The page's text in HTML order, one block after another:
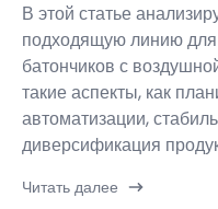
В этой статье
подходящую линию для
батончиков с
такие аспекты, как
автоматизации,
диверсификация
Читать далее